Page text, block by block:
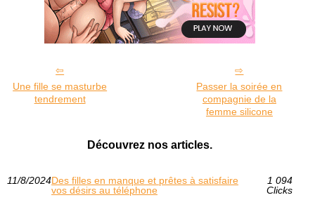
Une fille se masturbe
tendrement
Passer la soirée en
compagnie de la
femme silicone
Découvrez nos articles.
11/8/2024Des filles en manque et prêtes à satisfaire
vos désirs au téléphone
1 094
Clicks